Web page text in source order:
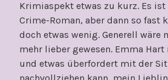
Krimiaspekt etwas zu kurz. Es ist
Crime-Roman, aber dann so fast
doch etwas wenig. Generell wäre
mehr lieber gewesen. Emma
und etwas überfordert mit der